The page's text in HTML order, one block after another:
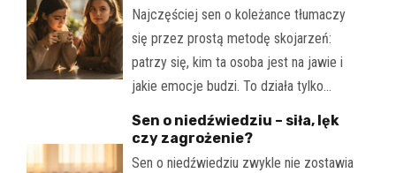
Najczęściej sen o koleżance tłumaczy
się przez prostą metodę skojarzeń:
patrzy się, kim ta osoba jest na jawie i
jakie emocje budzi. To działa tylko…
Sen o niedźwiedziu – siła, lęk
czy zagrożenie?
Sen o niedźwiedziu zwykle nie zostawia